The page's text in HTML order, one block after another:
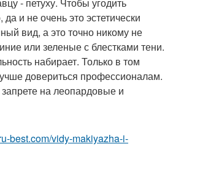
и не очень это эстетически
вид, а это точно никому не
или зеленые с блестками тени.
набирает. Только в том
довериться профессионалам.
на леопардовые и
best.com/vidy-makiyazha-i-